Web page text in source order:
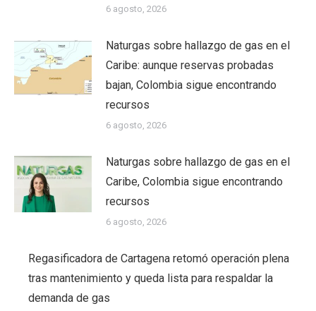
6 agosto, 2026
Naturgas sobre hallazgo de gas en el
Caribe: aunque reservas probadas
bajan, Colombia sigue encontrando
recursos
6 agosto, 2026
Naturgas sobre hallazgo de gas en el
Caribe, Colombia sigue encontrando
recursos
6 agosto, 2026
Regasificadora de Cartagena retomó operación plena
tras mantenimiento y queda lista para respaldar la
demanda de gas